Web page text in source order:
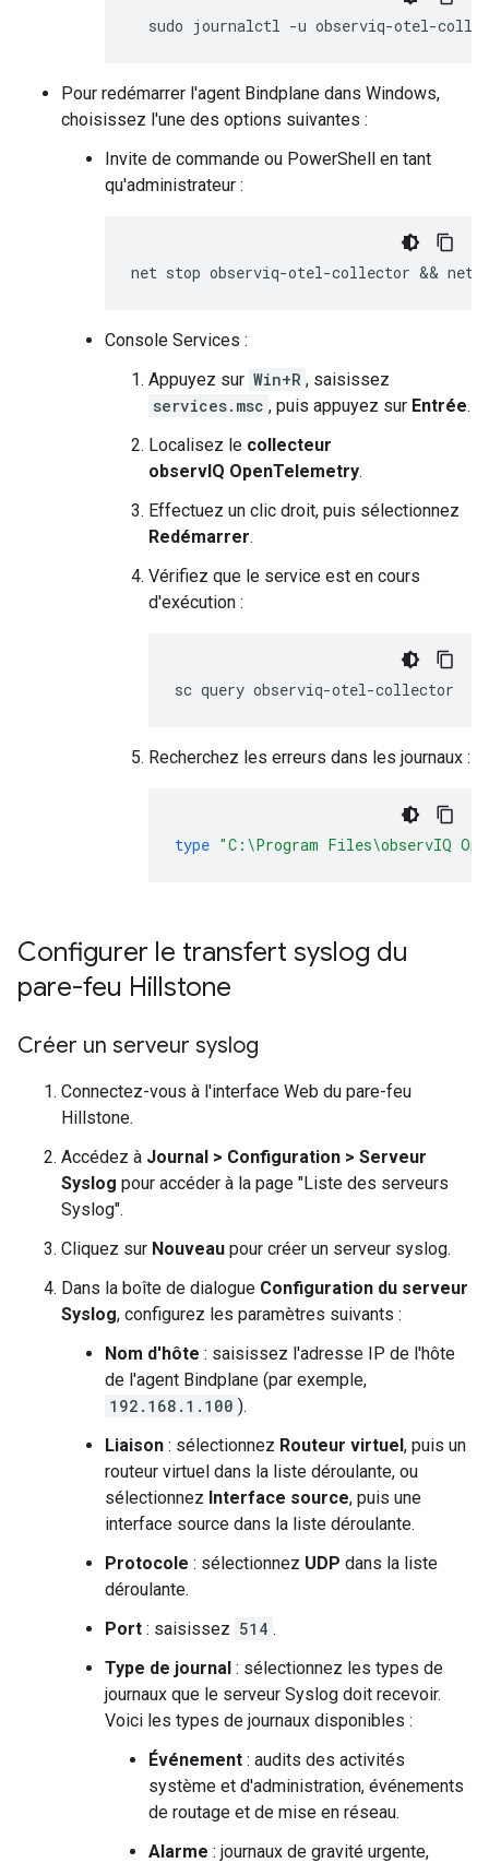
sudo journalctl -u observiq-otel-
Pour redémarrer l'agent Bindplane dans Windows,
choisissez l'une des options suivantes :
Invite de commande ou PowerShell en tant
qu'administrateur :
Console Services :
Appuyez sur Win+R , saisissez
services.msc , puis appuyez sur Entrée.
Localisez le collecteur
observIQ OpenTelemetry.
Effectuez un clic droit, puis sélectionnez
Redémarrer.
Vérifiez que le service est en cours
d'exécution :
Recherchez les erreurs dans les journaux :
type "C:\Program Files\observIQ
Configurer le transfert syslog du
pare-feu Hillstone
Créer un serveur syslog
Connectez-vous à l'interface Web du pare-feu
Hillstone.
Accédez à Journal > Configuration > Serveur
Syslog pour accéder à la page "Liste des serveurs
Syslog".
Cliquez sur Nouveau pour créer un serveur syslog.
Dans la boîte de dialogue Configuration du serveur
Syslog, configurez les paramètres suivants :
Nom d'hôte : saisissez l'adresse IP de l'hôte
de l'agent Bindplane (par exemple,
192.168.1.100 ).
Liaison : sélectionnez Routeur virtuel, puis un
routeur virtuel dans la liste déroulante, ou
sélectionnez Interface source, puis une
interface source dans la liste déroulante.
Protocole : sélectionnez UDP dans la liste
déroulante.
Port : saisissez 514 .
Type de journal : sélectionnez les types de
journaux que le serveur Syslog doit recevoir.
Voici les types de journaux disponibles :
Événement : audits des activités
système et d'administration, événements
de routage et de mise en réseau.
Alarme : journaux de gravité urgente,